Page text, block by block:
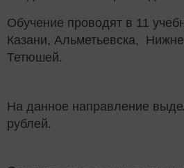
Обучение проводят в 11
Казани, Альметьевска,
Тетюшей.
На данное направление
рублей.